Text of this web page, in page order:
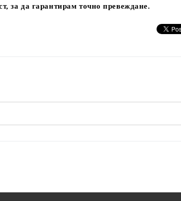
за да гарантирам точно превеждане.